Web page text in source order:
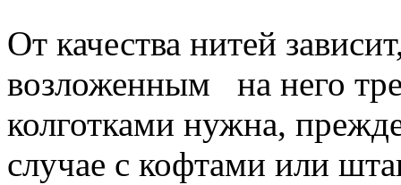
От качества нитей
возложенным на него
колготками нужна,
случае с кофтами или